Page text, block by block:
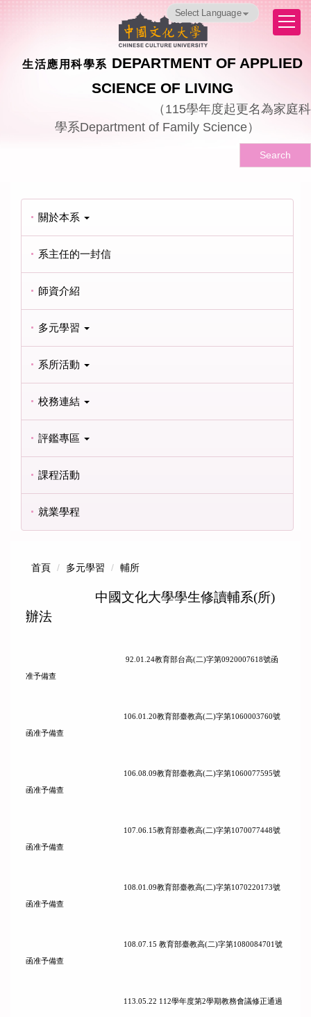
生活應用科學系 DEPARTMENT OF APPLIED
SCIENCE OF LIVING
（ 115學年度起更名為家庭科
學系Department of Family Science）
Translate
Search
關於本系
系主任的一封信
師資介紹
多元學習
系所活動
校務連結
評鑑專區
課程活動
就業學程
首頁 多元學習 輔所
中國文化大學學生修讀輔系(所)
辦法
92.01.24教育部台高(二)字第0920007618號函
准予備查
106.01.20教育部臺教高(二)字第1060003760號
函准予備查
106.08.09教育部臺教高(二)字第1060077595號
函准予備查
107.06.15教育部臺教高(二)字第1070077448號
函准予備查
108.01.09教育部臺教高(二)字第1070220173號
函准予備查
108.07.15 教育部臺教高(二)字第1080084701 號
函准予備查
113.05.22 112學年度第2學期教務會議修正通過